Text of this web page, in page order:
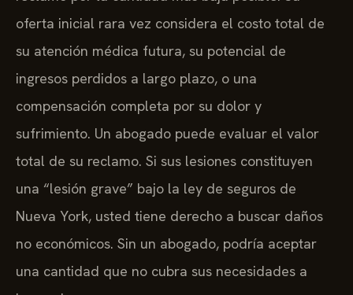
oferta inicial rara vez considera el costo total de
su atención médica futura, su potencial de
ingresos perdidos a largo plazo, o una
compensación completa por su dolor y
sufrimiento. Un abogado puede evaluar el valor
total de su reclamo. Si sus lesiones constituyen
una “lesión grave” bajo la ley de seguros de
Nueva York, usted tiene derecho a buscar daños
no económicos. Sin un abogado, podría aceptar
una cantidad que no cubra sus necesidades a